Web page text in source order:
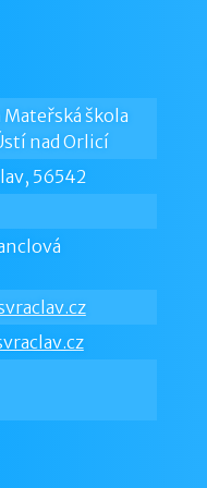
Mateřská škola
nad Orlicí
56542